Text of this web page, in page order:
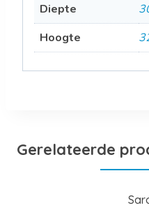
Diepte
Hoogte
Gerelateerde